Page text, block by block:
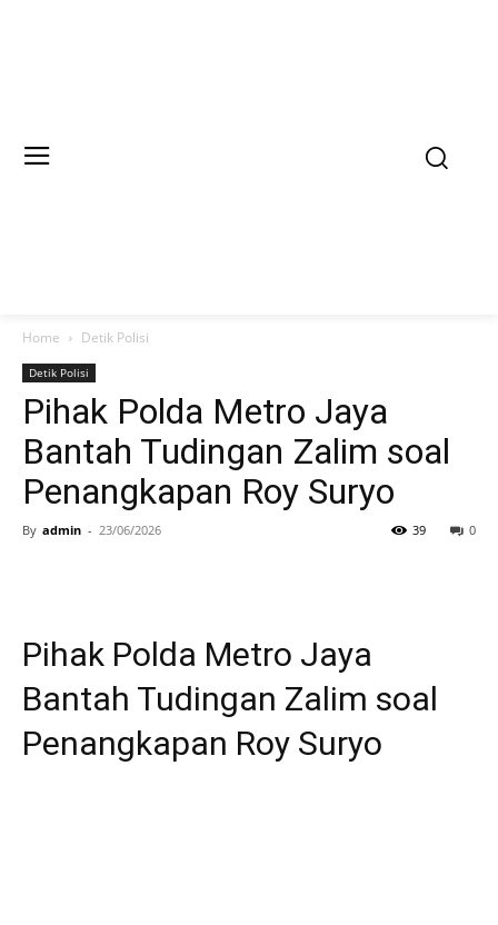
Home Detik Polisi
Detik Polisi
Pihak Polda Metro Jaya
Bantah Tudingan Zalim soal
Penangkapan Roy Suryo
By admin - 23/06/2026 0
39
Pihak Polda Metro Jaya
Bantah Tudingan Zalim soal
Penangkapan Roy Suryo